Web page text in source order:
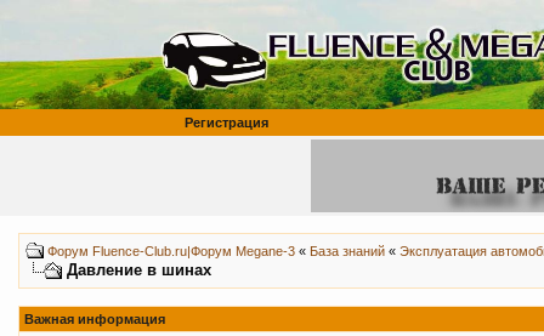
Регистрация
Форум Fluence-Club.ru|Форум Megane-3 « База знаний « Эксплуатация
Давление в шинах
Важная информация